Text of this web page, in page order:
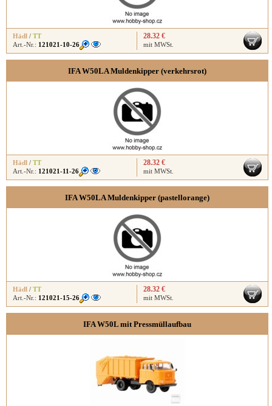
Hädl / TT
Art.-Nr.: 121021-10-26
28.32 €
mit MWSt.
IFA W50LA Muldenkipper (verkehrsrot)
Hädl / TT
Art.-Nr.: 121021-11-26
28.32 €
mit MWSt.
IFA W50LA Muldenkipper (pastellorange)
Hädl / TT
Art.-Nr.: 121021-15-26
28.32 €
mit MWSt.
IFA W50L mit Pressmüllaufbau